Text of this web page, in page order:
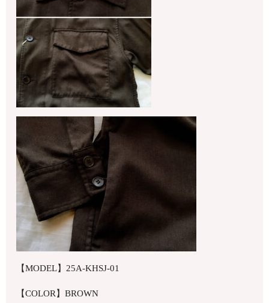
【MODEL】25A-KHSJ-01
【COLOR】BROWN